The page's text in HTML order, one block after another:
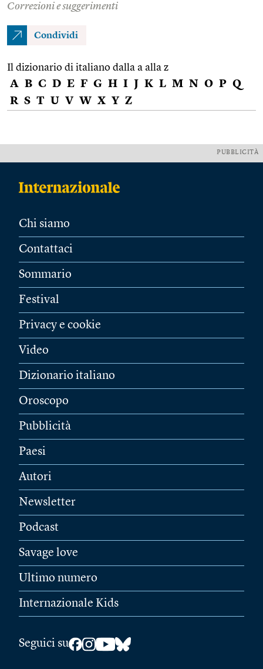
Correzioni e suggerimenti
Condividi
Il dizionario di italiano dalla a alla z
A B C D E F G H I J K L M N O P Q
R S T U V W X Y Z
PUBBLICITÀ
Chi siamo
Contattaci
Sommario
Festival
Privacy e cookie
Video
Dizionario italiano
Oroscopo
Pubblicità
Paesi
Autori
Newsletter
Podcast
Savage love
Ultimo numero
Internazionale Kids
Seguici su